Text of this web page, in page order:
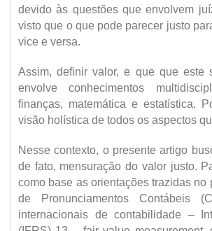
devido às questões que envolvem
visto que o que pode parecer justo
vice e versa.
Assim, definir valor, e que que este
envolve conhecimentos
finanças, matemática e estatística.
visão holística de todos os aspectos
Nesse contexto, o presente artigo
de fato, mensuração do valor justo.
como base as orientações trazidas
de Pronunciamentos Contábeis
internacionais de contabilidade –